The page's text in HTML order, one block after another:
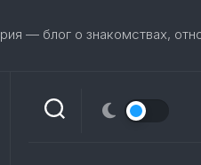
— блог о знакомствах,